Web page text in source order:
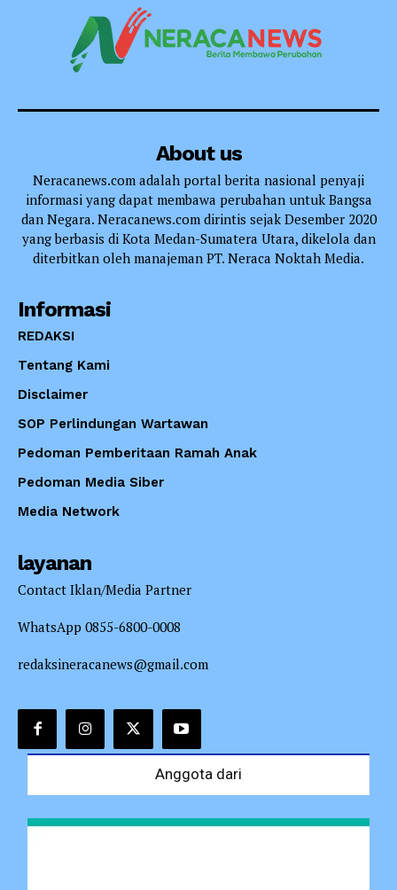
About us
Neracanews.com adalah portal berita nasional penyaji
informasi yang dapat membawa perubahan untuk Bangsa
dan Negara. Neracanews.com dirintis sejak Desember 2020
yang berbasis di Kota Medan-Sumatera Utara, dikelola dan
diterbitkan oleh manajeman PT. Neraca Noktah Media.
Informasi
REDAKSI
Tentang Kami
Disclaimer
SOP Perlindungan Wartawan
Pedoman Pemberitaan Ramah Anak
Pedoman Media Siber
Media Network
layanan
Contact Iklan/Media Partner
WhatsApp 0855-6800-0008
redaksineracanews@gmail.com
Anggota dari